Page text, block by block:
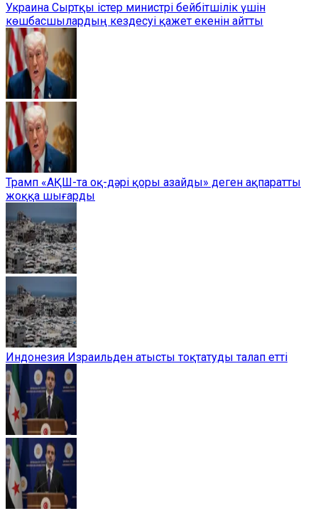
Украина Сыртқы істер министрі бейбітшілік үшін
көшбасшылардың кездесуі қажет екенін айтты
Трамп «АҚШ-та оқ-дәрі қоры азайды» деген ақпаратты
жоққа шығарды
Индонезия Израильден атысты тоқтатуды талап етті